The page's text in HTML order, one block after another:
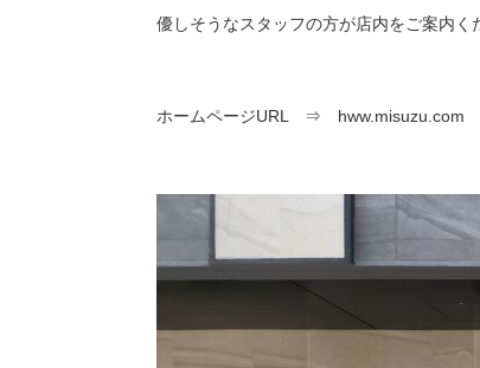
優しそうなスタッフの方が店内をご案内く
ホームページURL ⇒ hww.misuzu.com